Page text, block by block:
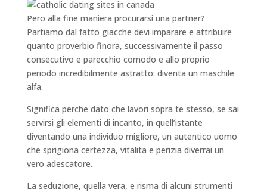
Pero alla fine maniera procurarsi una partner?
Partiamo dal fatto giacche devi imparare e attribuire
quanto proverbio finora, successivamente il passo
consecutivo e parecchio comodo e allo proprio
periodo incredibilmente astratto: diventa un maschile
alfa.
Significa perche dato che lavori sopra te stesso, se sai
servirsi gli elementi di incanto, in quell’istante
diventando una individuo migliore, un autentico uomo
che sprigiona certezza, vitalita e perizia diverrai un
vero adescatore.
La seduzione, quella vera, e risma di alcuni strumenti